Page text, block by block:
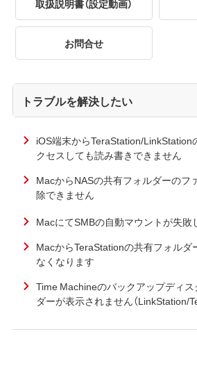
取扱説明書（設定動画）
お問合せ
トラブルを解決したい
iOS端末からTeraStation/LinkStation
クセスしても読み書きできません
MacからNASの共有フォルダーのフ
除できません
MacにてSMBの自動マウントが失敗
MacからTeraStationの共有フォルダ
なくなります
Time Machineのバックアップディ
ダーが表示されません（LinkStation/